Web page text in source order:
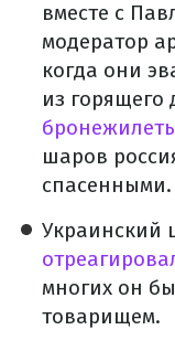
вместе с
модератор
когда они
из
шаров
спасенными.
Украинский
многих он
товарищем.